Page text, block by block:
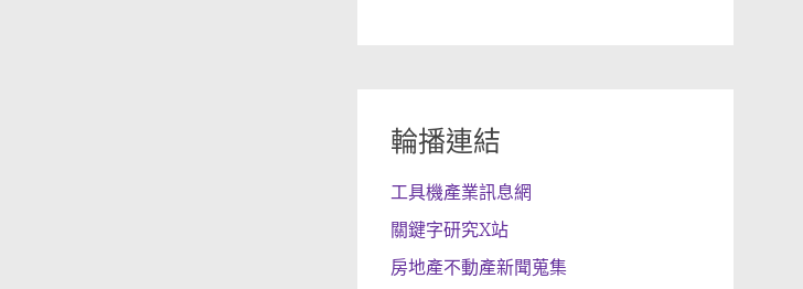
輪播連結
工具機產業訊息網
關鍵字研究X站
房地產不動產新聞蒐集